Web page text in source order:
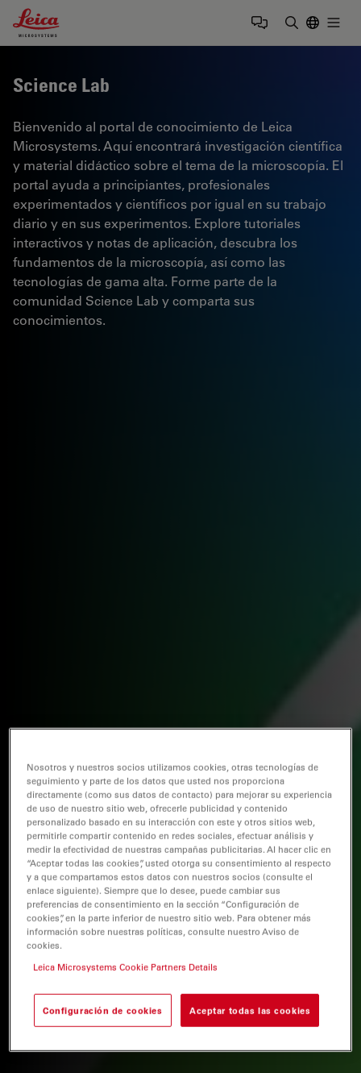
Leica Microsystems Logo
Science Lab
Bienvenido al portal de conocimiento de Leica
Microsystems. Aquí encontrará investigación científica
y material didáctico sobre el tema de la microscopía. El
portal ayuda a principiantes, profesionales
experimentados y científicos por igual en su trabajo
diario y en sus experimentos. Explore tutoriales
interactivos y notas de aplicación, descubra los
fundamentos de la microscopía, así como las
tecnologías de gama alta. Forme parte de la
comunidad Science Lab y comparta sus
conocimientos.
Nosotros y nuestros socios utilizamos cookies, otras tecnologías de
seguimiento y parte de los datos que usted nos proporciona
directamente (como sus datos de contacto) para mejorar su experiencia
de uso de nuestro sitio web, ofrecerle publicidad y contenido
personalizado basado en su interacción con este y otros sitios web,
permitirle compartir contenido en redes sociales, efectuar análisis y
medir la efectividad de nuestras campañas publicitarias. Al hacer clic en
“Aceptar todas las cookies”, usted otorga su consentimiento al respecto
y a que compartamos estos datos con nuestros socios (consulte el
enlace siguiente). Siempre que lo desee, puede cambiar sus
preferencias de consentimiento en la sección “Configuración de
cookies”, en la parte inferior de nuestro sitio web. Para obtener más
información sobre nuestras políticas, consulte nuestro Aviso de
cookies.
Leica Microsystems Cookie Partners Details
Configuración de cookies Aceptar todas las cookies